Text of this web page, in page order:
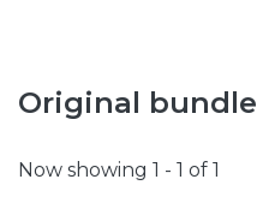
Original bundle
Now showing 1 - 1 of 1